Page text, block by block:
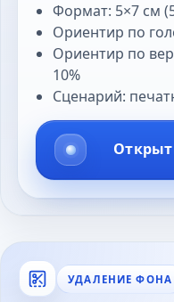
Формат: 5×7 см
Ориентир по
Ориентир по
10%
Сценарий:
УДАЛЕНИЕ ФОНА